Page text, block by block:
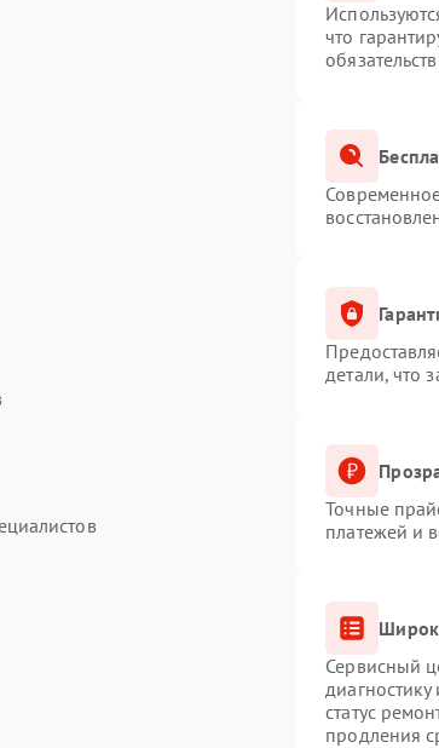
что
обязательств
детали, что
Точные
платежей и
Сервисный
статус
продления